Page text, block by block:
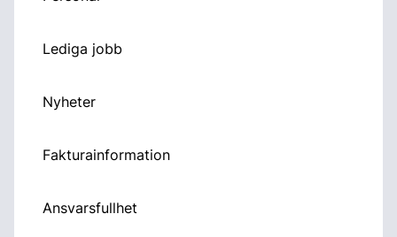
Lediga jobb
Nyheter
Fakturainformation
Ansvarsfullhet